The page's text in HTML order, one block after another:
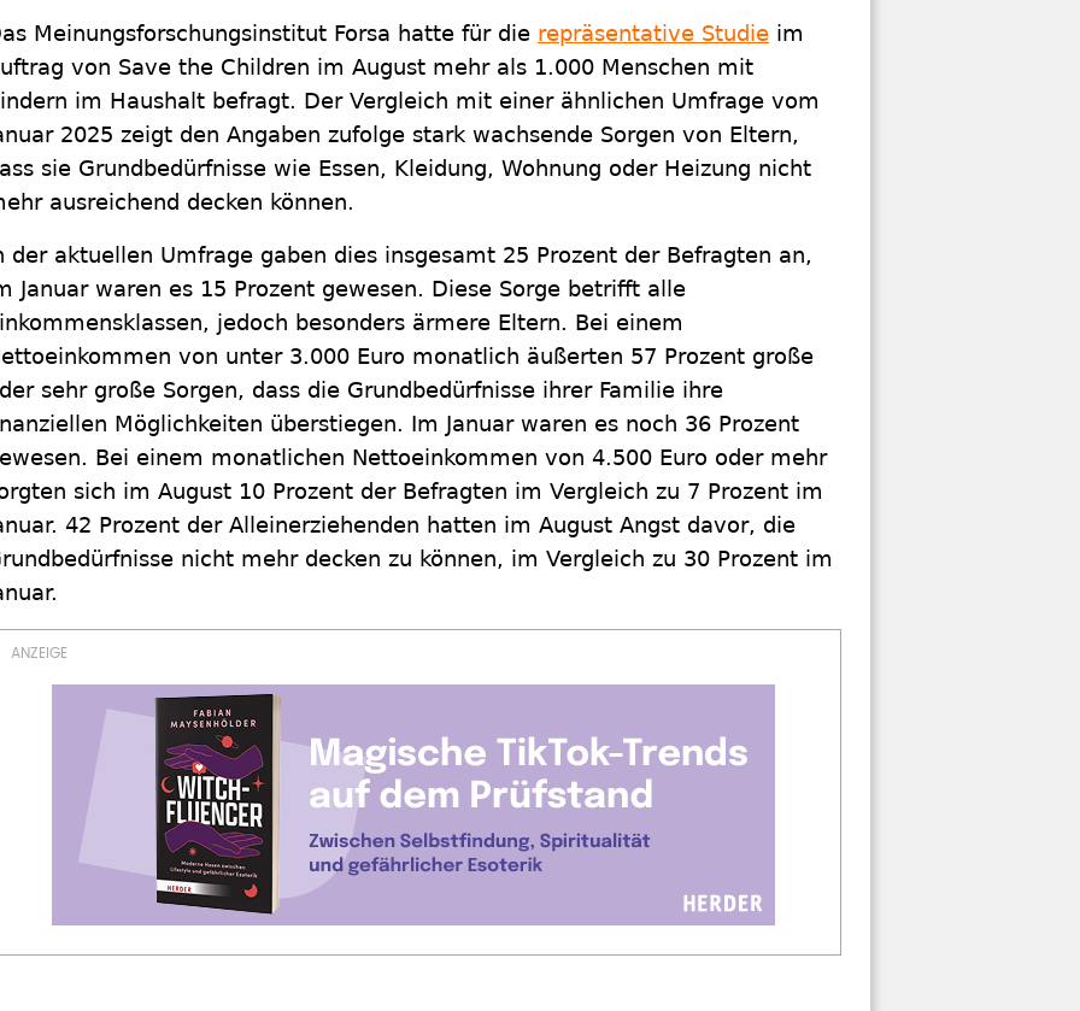
Meinungsforschungsinstitut Forsa hatte für die repräsentative Studie im
von Save the Children im August mehr als 1.000 Menschen mit
im Haushalt befragt. Der Vergleich mit einer ähnlichen Umfrage vom
2025 zeigt den Angaben zufolge stark wachsende Sorgen von Eltern,
sie Grundbedürfnisse wie Essen, Kleidung, Wohnung oder Heizung nicht
ausreichend decken können.
der aktuellen Umfrage gaben dies insgesamt 25 Prozent der Befragten an,
Januar waren es 15 Prozent gewesen. Diese Sorge betrifft alle
jedoch besonders ärmere Eltern. Bei einem
von unter 3.000 Euro monatlich äußerten 57 Prozent große
sehr große Sorgen, dass die Grundbedürfnisse ihrer Familie ihre
Möglichkeiten überstiegen. Im Januar waren es noch 36 Prozent
Bei einem monatlichen Nettoeinkommen von 4.500 Euro oder mehr
sich im August 10 Prozent der Befragten im Vergleich zu 7 Prozent im
42 Prozent der Alleinerziehenden hatten im August Angst davor, die
nicht mehr decken zu können, im Vergleich zu 30 Prozent im